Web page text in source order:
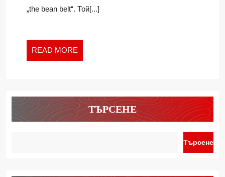
„the bean belt“. Той[...]
READ MORE
MORE
ТЪРСЕНЕ
Търсене